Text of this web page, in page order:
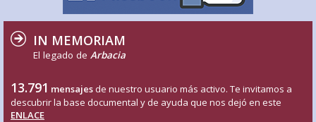
IN MEMORIAM
El legado de Arbacia
13.791 mensajes de nuestro usuario más activo. Te invitamos a
descubrir la base documental y de ayuda que nos dejó en este
ENLACE